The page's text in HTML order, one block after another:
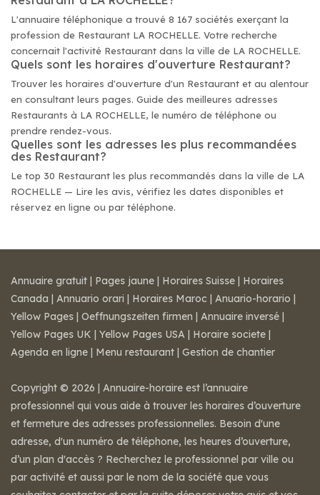
L'annuaire téléphonique a trouvé 8 167 sociétés exerçant la
profession de Restaurant LA ROCHELLE. Votre recherche
concernait l'activité Restaurant dans la ville de LA ROCHELLE.
Quels sont les horaires d'ouverture Restaurant?
Trouver les horaires d'ouverture d'un Restaurant et au alentour
en consultant leurs pages. Guide des meilleures adresses
Restaurants à LA ROCHELLE, le numéro de téléphone ou
prendre rendez-vous.
Quelles sont les adresses les plus recommandées
des Restaurant?
Le top 30 Restaurant les plus recommandés dans la ville de LA
ROCHELLE — Lire les avis, vérifiez les dates disponibles et
réservez en ligne ou par téléphone.
Annuaire gratuit | Pages jaune | Horaires Suisse | Horaires
Canada | Annuario orari | Horaires Maroc | Anuario-horario |
Yellow Pages | Oeffnungszeiten firmen | Annuaire inversé |
Yellow Pages UK | Yellow Pages USA | Horaire societe |
Agenda en ligne | Menu restaurant | Gestion de chantier
Copyright © 2026 | Annuaire-horaire est l’annuaire
professionnel qui vous aide à trouver les horaires d’ouverture
et fermeture des adresses professionnelles. Besoin d'une
adresse, d'un numéro de téléphone, les heures d’ouverture,
d’un plan d'accès ? Recherchez le professionnel par ville ou
par activité et aussi par le nom de la société que vous